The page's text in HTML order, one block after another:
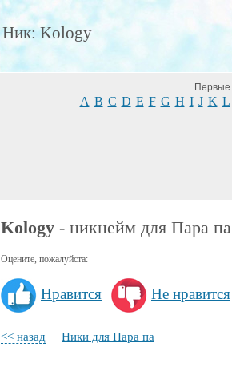
Ник: Kology
Первые
A B C D E F G H I J K L
Kology - никнейм для Пара па
Оцените, пожалуйста:
Нравится Не нравится
<< назад Ники для Пара па